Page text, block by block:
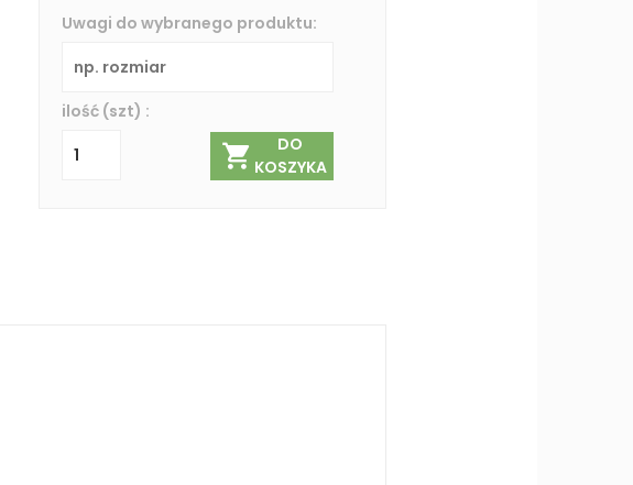
Uwagi do wybranego produktu:
ilość (szt) :
DO
KOSZYKA